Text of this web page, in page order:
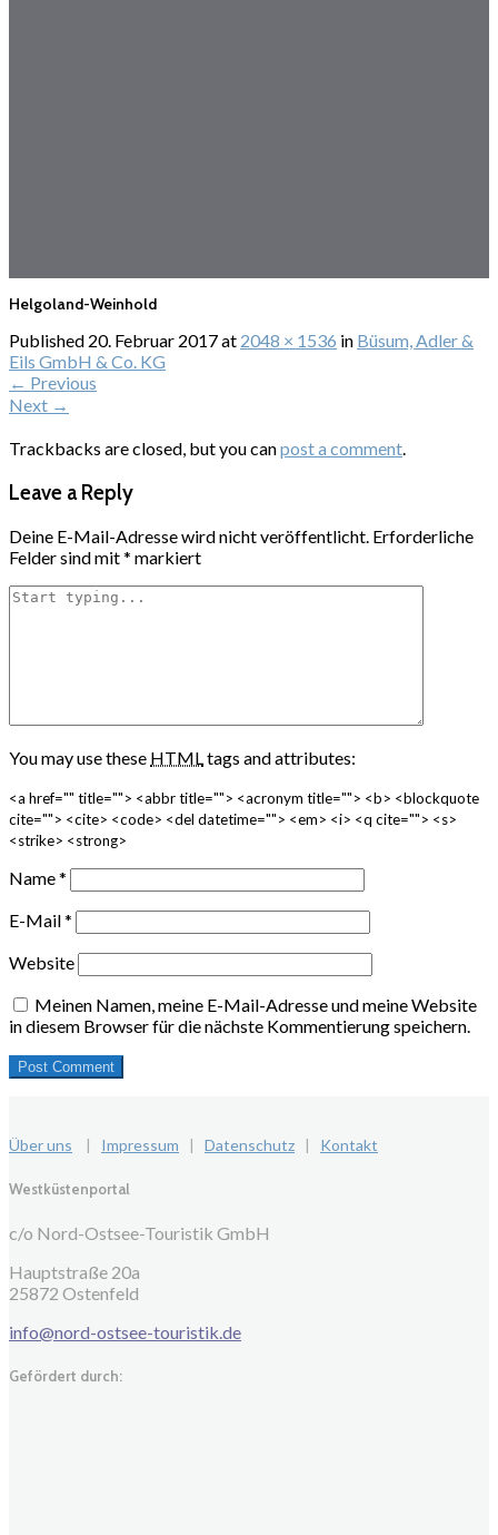
Helgoland-Weinhold
Published 20. Februar 2017at 2048 × 1536 in Büsum, Adler &
Eils GmbH & Co. KG
← Previous
Next →
Trackbacks are closed, but you canpost a comment.
Leave a Reply
Deine E-Mail-Adresse wird nicht veröffentlicht. Erforderliche
Felder sind mit* markiert
You may use these HTMLtags and attributes:
<a href="" title=""> <abbr title=""> <acronym title=""> <b> <blockquote
cite=""> <cite> <code> <del datetime=""> <em> <i> <q cite=""> <s>
<strike> <strong>
Name*
E-Mail*
Website
Meinen Namen, meine E-Mail-Adresse und meine Website
in diesem Browser für die nächste Kommentierung speichern.
Über uns | Impressum | Datenschutz | Kontakt
Westküstenportal
c/o Nord-Ostsee-Touristik GmbH
Hauptstraße 20a
25872 Ostenfeld
info@nord-ostsee-touristik.de
Gefördert durch: